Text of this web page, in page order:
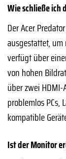
Wie schließe ich
Der Acer
ausgestattet,
verfügt über
von hohen
über zwei
problemlos PCs,
kompatible
Ist der Monitor